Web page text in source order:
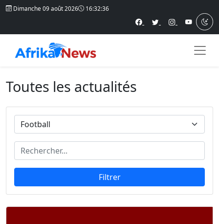
Dimanche 09 août 2026 16:32:39
Toutes les actualités
Filtrer